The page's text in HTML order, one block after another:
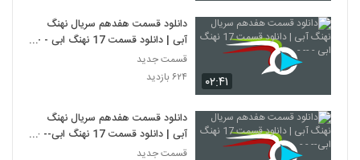
۰۲:۴۱
دانلود قسمت هفدهم سریال نهنگ
آبی | دانلود قسمت 17 نهنگ ابی - --
-
قسمت جدید
۶۲۴ بازدید
دانلود قسمت هفدهم سریال نهنگ
آبی | دانلود قسمت 17 نهنگ ابی-- -
-
قسمت جدید